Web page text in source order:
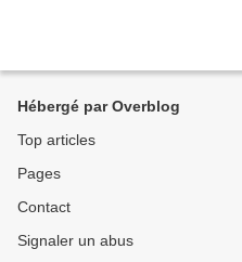
Hébergé par Overblog
Top articles
Pages
Contact
Signaler un abus